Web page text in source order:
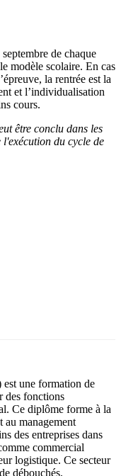
septembre de chaque
modèle scolaire. En cas
la rentrée est la
et l’individualisation
cours.
être conclu dans les
du cycle de
une formation de
des fonctions
Ce diplôme forme à la
management
des entreprises dans
commercial
logistique. Ce secteur
débouchés.